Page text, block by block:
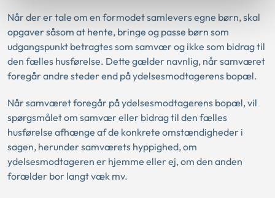
Når der er tale om en formodet samlevers egne børn, skal
opgaver såsom at hente, bringe og passe børn som
udgangspunkt betragtes som samvær og ikke som bidrag til
den fælles husførelse. Dette gælder navnlig, når samværet
foregår andre steder end på ydelsesmodtagerens bopæl.
Når samværet foregår på ydelsesmodtagerens bopæl, vil
spørgsmålet om samvær eller bidrag til den fælles
husførelse afhænge af de konkrete omstændigheder i
sagen, herunder samværets hyppighed, om
ydelsesmodtageren er hjemme eller ej, om den anden
forælder bor langt væk mv.